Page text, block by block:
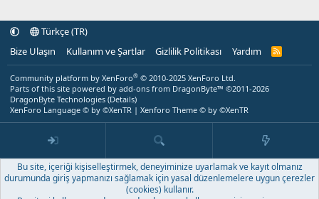
Türkçe (TR)
Bize Ulaşın
Kullanım ve Şartlar Gizlilik Politikası Yardım
R
Community platform by XenForo® © 2010-2025 XenForo Ltd.
Parts of this site powered by add-ons from DragonByte™ ©2011-2026
DragonByte Technologies (Details)
XenForo Language © by ©XenTR | Xenforo Theme © by ©XenTR
Bu site, içeriği kişiselleştirmek, deneyiminize uyarlamak ve kayıt olmanız
durumunda giriş yapmanızı sağlamak için yasal düzenlemelere uygun çerezler
(cookies) kullanır.